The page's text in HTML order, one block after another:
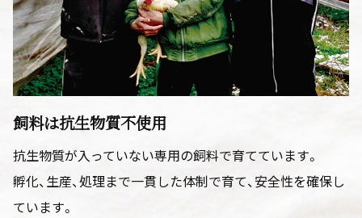
飼料は抗生物質不使用
抗生物質が入っていない専用の飼料で育てています。
孵化、生産、処理まで一貫した体制で育て、安全性を確保し
ています。